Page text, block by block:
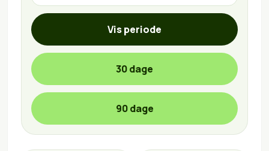
Vis periode
30 dage
90 dage